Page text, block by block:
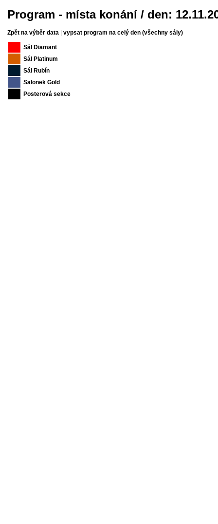
Program - místa konání / den:
Zpět na výběr data vypsat program na celý den (všechny sály)
Sál Diamant
Sál Platinum
Sál Rubín
Salonek Gold
Posterová sekce